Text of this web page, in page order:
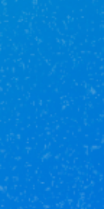
на свой смартфон
на свой смартфон